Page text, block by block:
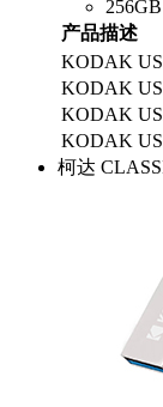
256GB
产品描述
KODAK
KODAK
KODAK
KODAK
柯达